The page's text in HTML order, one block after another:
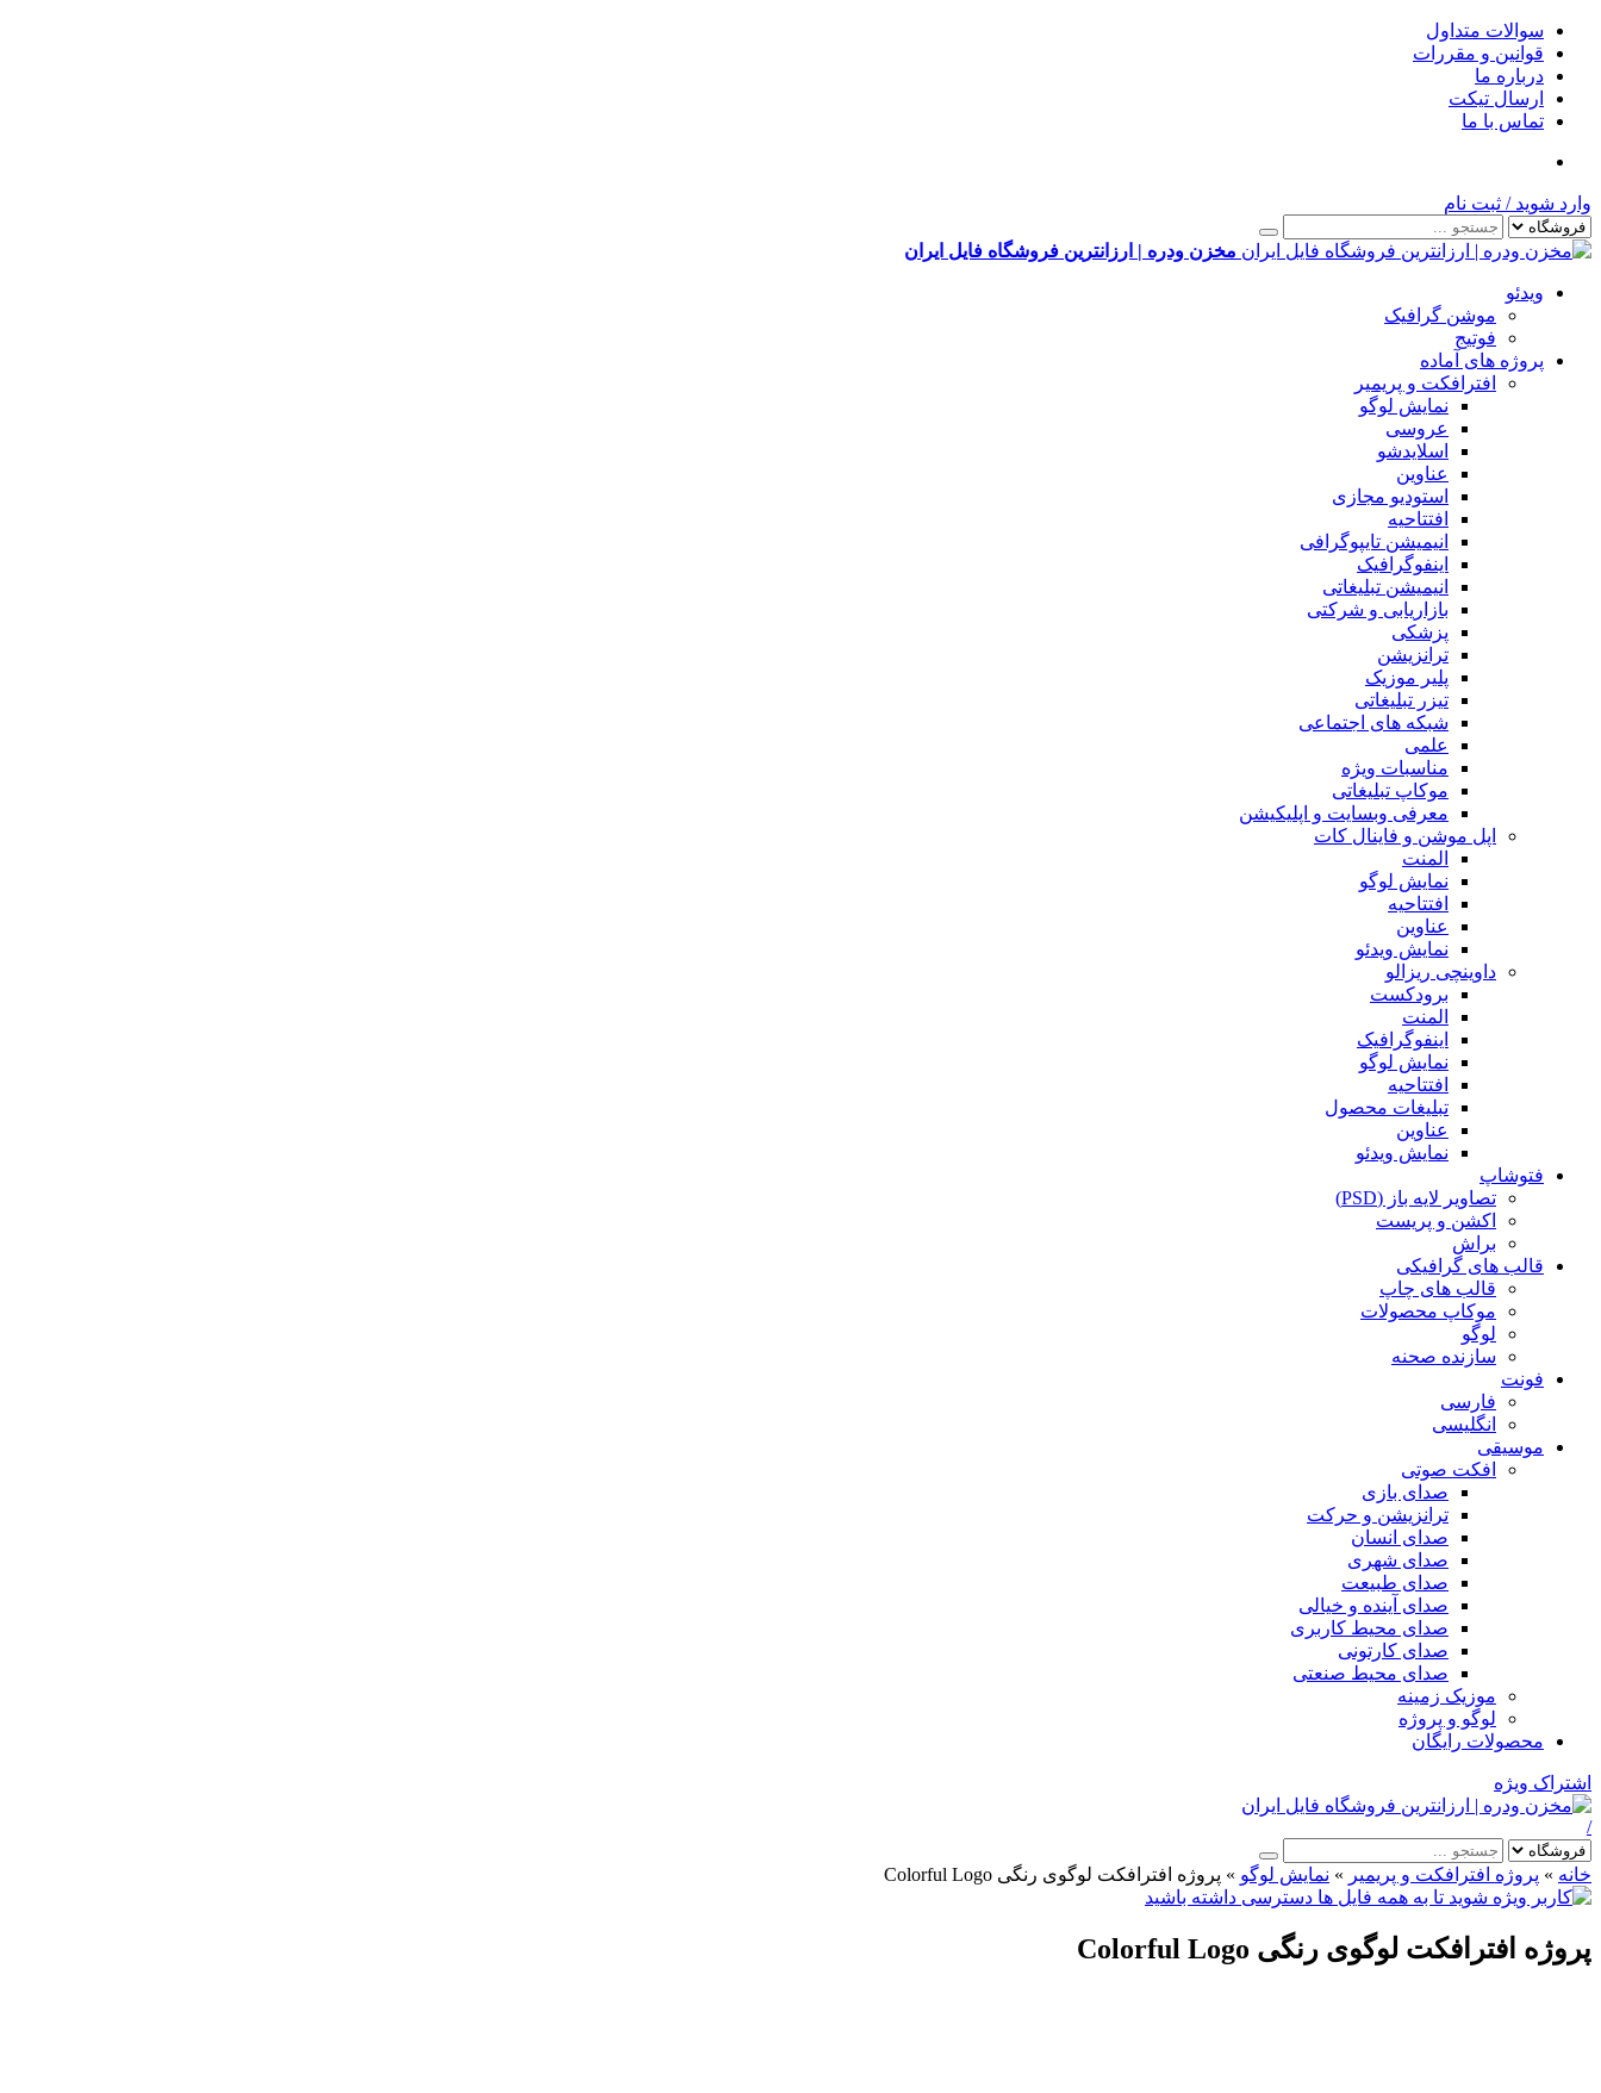
سوالات متداول
قوانین و مقررات
درباره ما
ارسال تیکت
تماس با ما
وارد شوید / ثبت نام
مخزن ودره | ارزانترین فروشگاه فایل ایران
ویدئو
موشن گرافیک
فوتیج
پروژه های آماده
افترافکت و پریمیر
نمایش لوگو
عروسی
اسلایدشو
عناوین
استودیو مجازی
افتتاحیه
انیمیشن تایپوگرافی
اینفوگرافیک
انیمیشن تبلیغاتی
بازاریابی و شرکتی
پزشکی
ترانزیشن
پلیر موزیک
تیزر تبلیغاتی
شبکه های اجتماعی
علمی
مناسبات ویژه
موکاپ تبلیغاتی
معرفی وبسایت و اپلیکیشن
اپل موشن و فاینال کات
المنت
نمایش لوگو
افتتاحیه
عناوین
نمایش ویدئو
داوینچی ریزالو
برودکست
المنت
اینفوگرافیک
نمایش لوگو
افتتاحیه
تبلیغات محصول
عناوین
نمایش ویدئو
فتوشاپ
تصاویر لایه باز (PSD)
اکشن و پریست
براش
قالب های گرافیکی
قالب های چاپ
موکاپ محصولات
لوگو
سازنده صحنه
فونت
فارسی
انگلیسی
موسیقی
افکت صوتی
صدای بازی
ترانزیشن و حرکت
صدای انسان
صدای شهری
صدای طبیعت
صدای آینده و خیالی
صدای محیط کاربری
صدای کارتونی
صدای محیط صنعتی
موزیک زمینه
لوگو و پروژه
محصولات رایگان
اشتراک ویژه
/
خانه » پروژه افترافکت و پریمیر » نمایش لوگو » پروژه افترافکت لوگوی رنگی Colorful Logo
پروژه افترافکت لوگوی رنگی Colorful Logo